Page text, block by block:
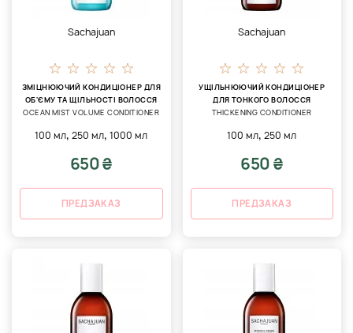
Sachajuan
ЗМІЦНЮЮЧИЙ КОНДИЦІОНЕР ДЛЯ
ОБ'ЄМУ ТА ЩІЛЬНОСТІ ВОЛОССЯ
OCEAN MIST VOLUME CONDITIONER
100 мл,250 мл,1000 мл
650 ₴
ПРЕДЗАКАЗ
Sachajuan
УЩІЛЬНЮЮЧИЙ КОНДИЦІОНЕР
ДЛЯ ТОНКОГО ВОЛОССЯ
THICKENING CONDITIONER
100 мл,250 мл
650 ₴
ПРЕДЗАКАЗ